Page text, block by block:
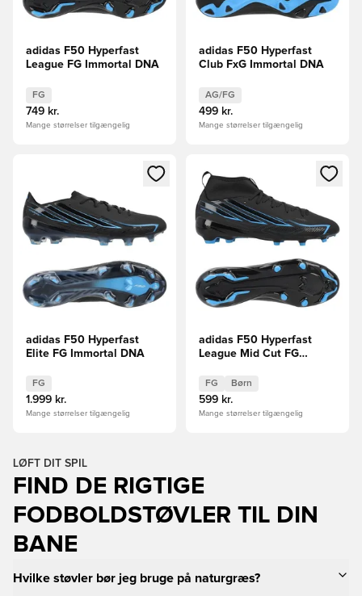
adidas F50 Hyperfast
League FG Immortal DNA
FG
749 kr.
Mange størrelser tilgængelig
adidas F50 Hyperfast
Club FxG Immortal DNA
AG/FG
499 kr.
Mange størrelser tilgængelig
Åbner en Modal til at logge ind eller tilmelde dig som
adidas F50 Hyperfast
Elite FG Immortal DNA
FG
1.999 kr.
Mange størrelser tilgængelig
Åbner en Modal til at logge
adidas F50 Hyperfast
League Mid Cut FG
FG Børn
599 kr.
Mange størrelser tilgængelig
LØFT DIT SPIL
FIND DE RIGTIGE
FODBOLDSTØVLER TIL DIN
BANE
Hvilke støvler bør jeg bruge på naturgræs?